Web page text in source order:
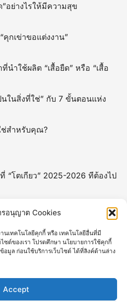
รอนุญาต Cookies
นเทคโนโลยีคุกกี้ หรือ เทคโนโลยีอื่นที่มี
ซต์ของเรา โปรดศึกษา นโยบายการใช้คุกกี้
มูล ก่อนใช้บริการเว็บไซต์ ได้ที่ลิงค์ด้านล่าง
Accept
”อย่างไรให้มีความสุข
คุกเข่าขอแต่งงาน”
นำใช้ผลิต “เสื้อยืด” หรือ “เสื้อ
นในสิ่งที่ใช่” กับ 7 ขั้นตอนแห่ง
ช่สำหรับคุณ?
“โตเกียว” 2025-2026 ทีต้องไป
ตของมาเก๊า
ลท์ของ “เวียดนาม” ที่ต้องไปเยือน